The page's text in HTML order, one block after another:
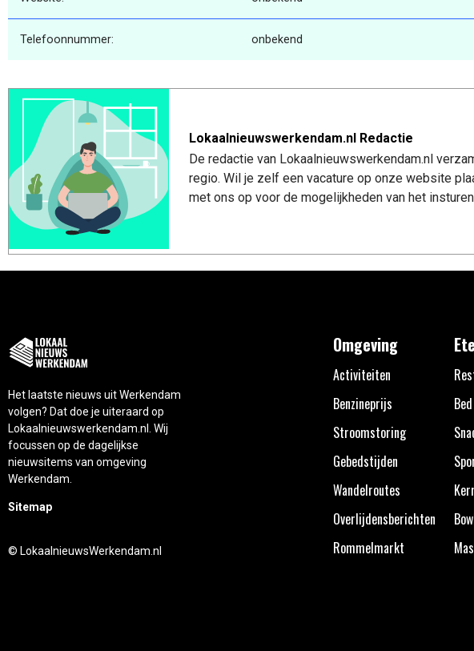
Telefoonnummer: onbekend
Lokaalnieuwswerkendam.nl Redactie
De redactie van Lokaalnieuwswerkendam.nl
regio. Wil je zelf een vacature op onze website
met ons op voor de mogelijkheden van het
Het laatste nieuws uit Werkendam
volgen? Dat doe je uiteraard op
Lokaalnieuwswerkendam.nl. Wij
focussen op de dagelijkse
nieuwsitems van omgeving
Werkendam.
Sitemap
© LokaalnieuwsWerkendam.nl
Omgeving
Activiteiten
Benzineprijs
Stroomstoring
Gebedstijden
Wandelroutes
Overlijdensberichten
Rommelmarkt